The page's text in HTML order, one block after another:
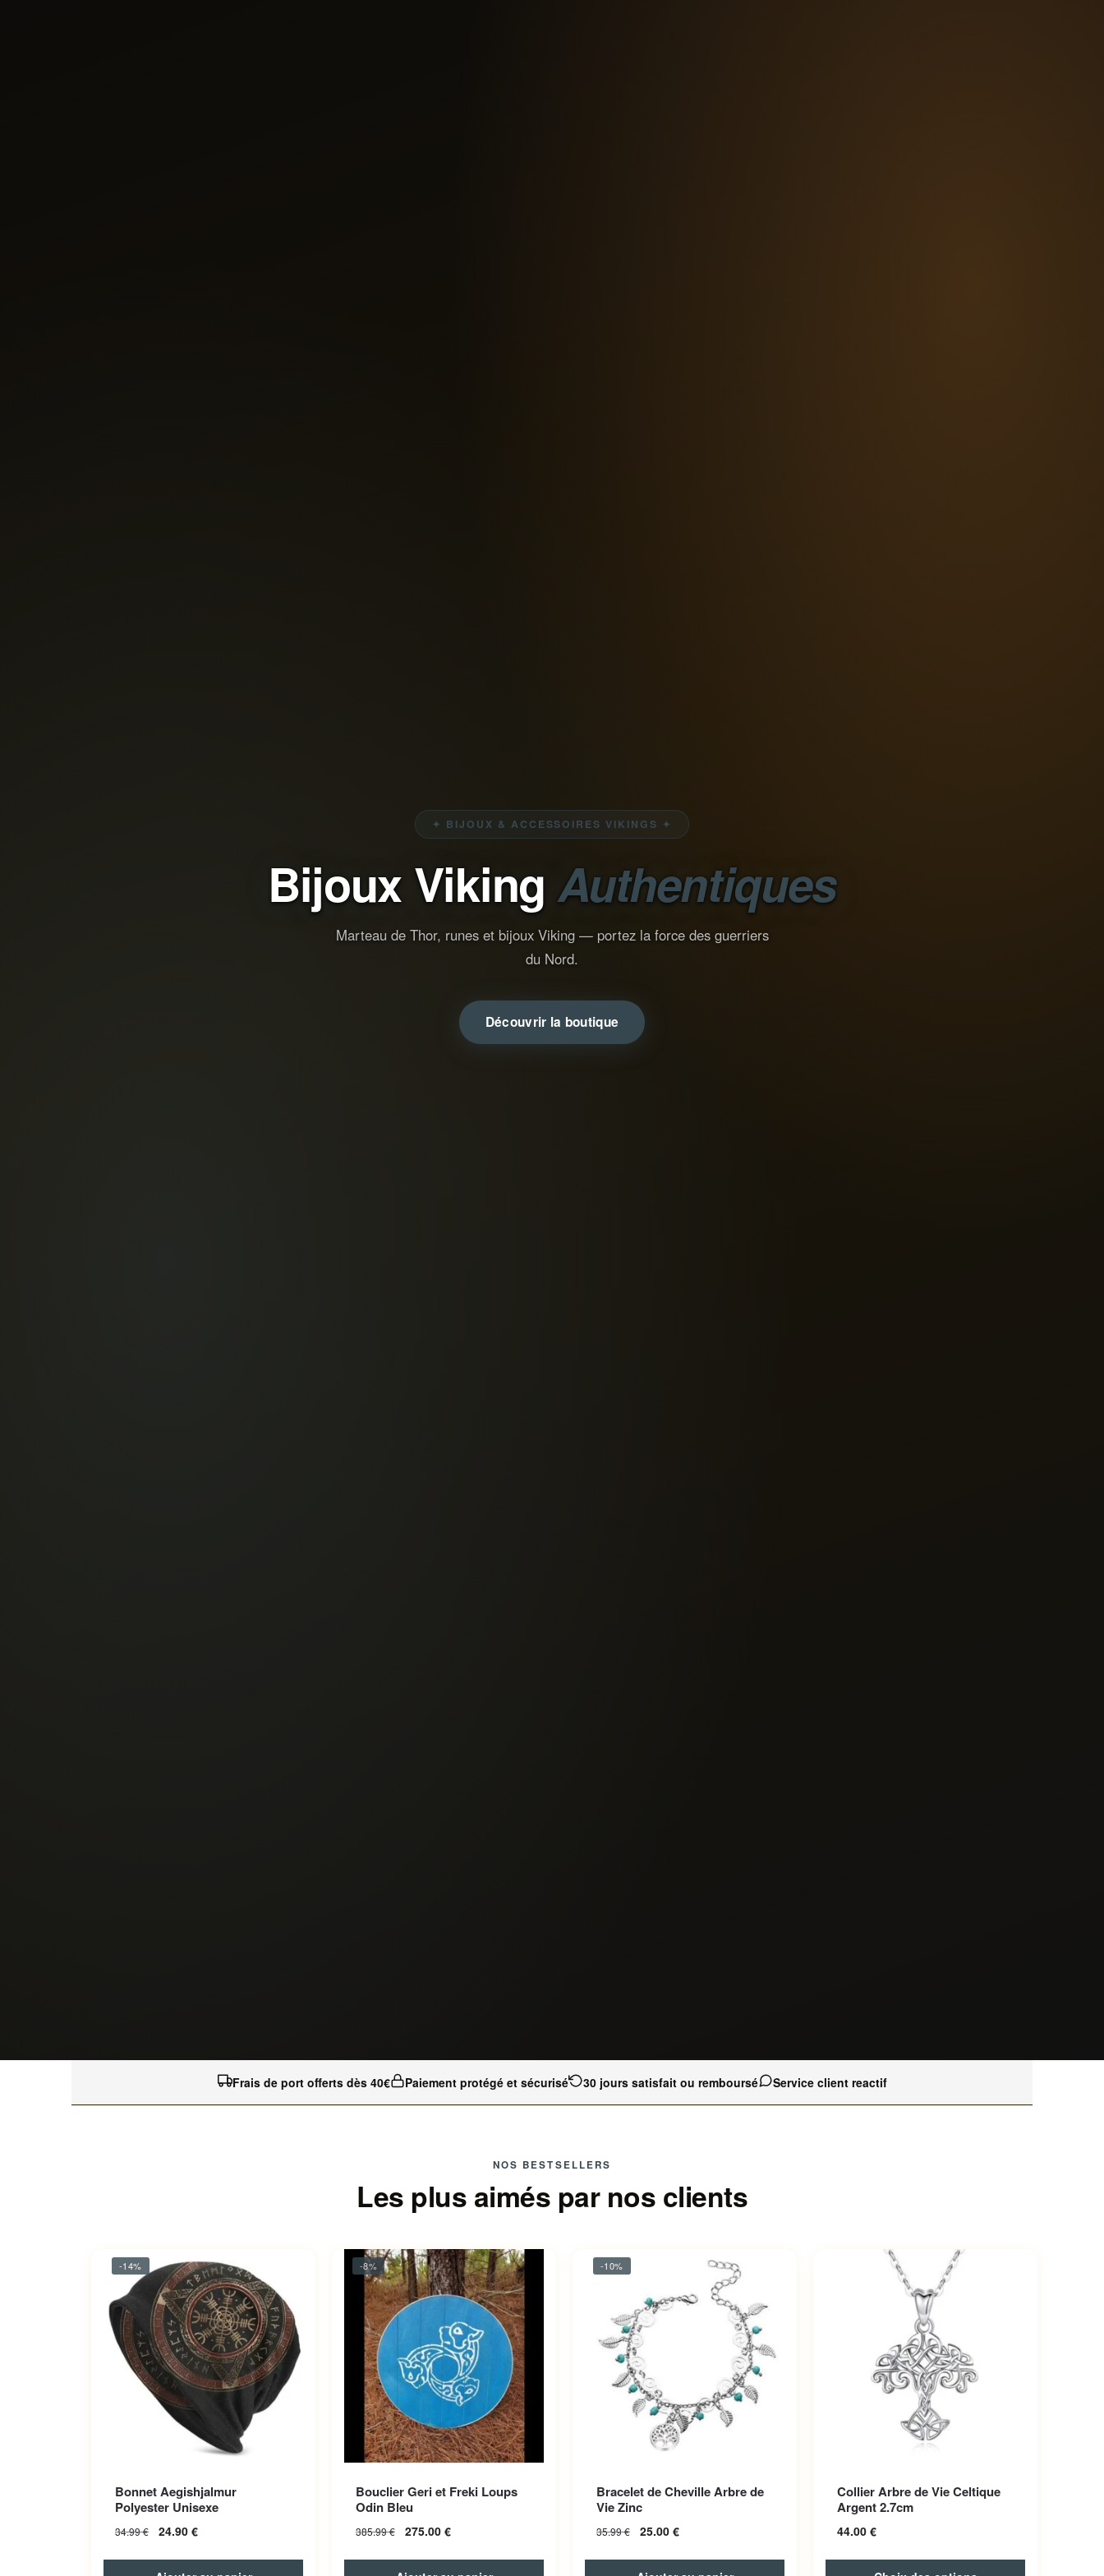
✦ BIJOUX & ACCESSOIRES VIKINGS ✦
Bijoux VikingAuthentiques
Marteau de Thor, runes et bijoux Viking — portez la force des guerriers
du Nord.
Découvrir la boutique
Frais de port offerts dès 40€ Paiement protégé et sécurisé 30 jours satisfait ou remboursé Service client reactif
NOS BESTSELLERS
Les plus aimés par nos clients
-14%
Bonnet Aegishjalmur
Polyester Unisexe
34.99€ 24.90 €
-8%
Bouclier Geri et Freki Loups
Odin Bleu
385.99€ 275.00 €
-10%
Bracelet de Cheville Arbre de
Vie Zinc
35.99€ 25.00 €
Collier Arbre de Vie Celtique
Argent 2.7cm
44.00 €
Les options peuvent être choisies